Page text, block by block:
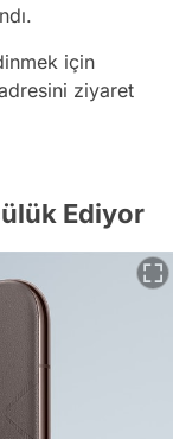
için
ziyaret
Ediyor